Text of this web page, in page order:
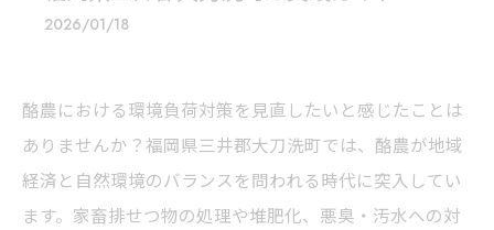
2026/01/18
酪農における環境負荷対策を見直したいと感じたことは
ありませんか？福岡県三井郡大刀洗町では、酪農が地域
経済と自然環境のバランスを問われる時代に突入してい
ます。家畜排せつ物の処理や堆肥化、悪臭・汚水への対